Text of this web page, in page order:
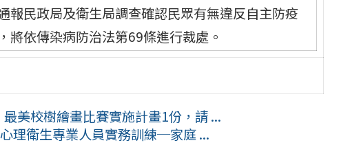
報民政局及衛生局調查確認民眾有無違反自主防疫
將依傳染病防治法第69條進行裁處。
美校樹繪畫比賽實施計畫1份，請 ...
理衛生專業人員實務訓練─家庭 ...